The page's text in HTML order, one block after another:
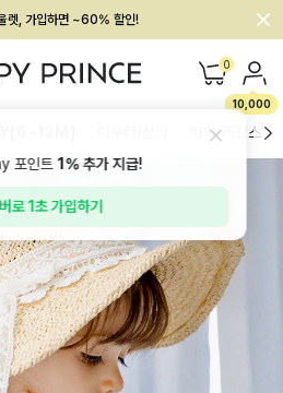
렛, 가입하면 ~60% 할인!
최대 28,000원 혜택 0
10,000
하의/레깅스
포인트1%추가 지급!
로 1초 가입하기